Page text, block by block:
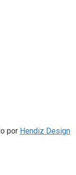
por Hendiz Design